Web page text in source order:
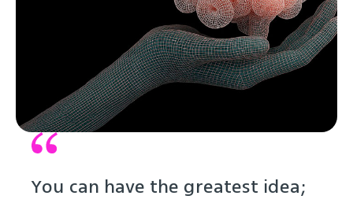
You can have the greatest idea;